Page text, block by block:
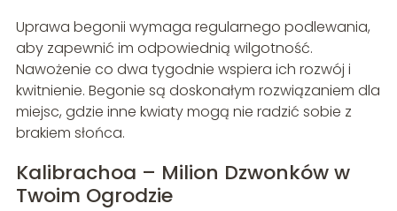
Uprawa begonii wymaga regularnego podlewania,
aby zapewnić im odpowiednią wilgotność.
Nawożenie co dwa tygodnie wspiera ich rozwój i
kwitnienie. Begonie są doskonałym rozwiązaniem dla
miejsc, gdzie inne kwiaty mogą nie radzić sobie z
brakiem słońca.
Kalibrachoa – Milion Dzwonków w
Twoim Ogrodzie